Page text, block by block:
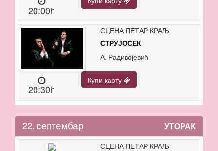
20:00h
СЦЕНА ПЕТАР КРАЉ
СТРУЈОСЕК
А. Радивојевић
20:30h
Купи карту
22. септембар УТОРАК
СЦЕНА ПЕТАР КРАЉ